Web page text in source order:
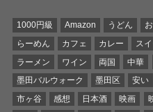
1000円級 Amazon うどん
らーめん
カフェ カレー ス
ラーメン
ワイン 両国 中華
墨田バルウォーク
墨田区 安い
市ヶ谷
感想 日本酒 映画